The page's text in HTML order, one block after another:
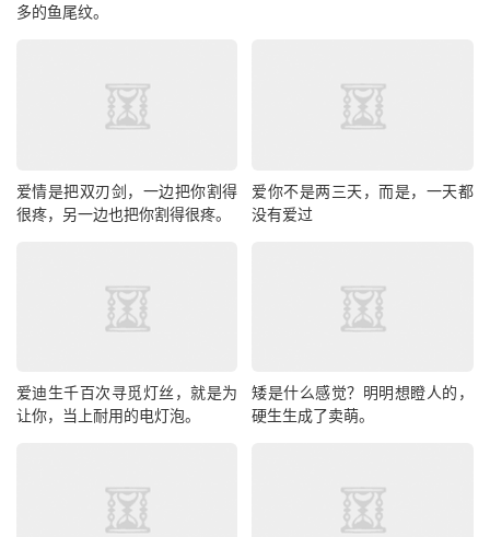
多的鱼尾纹。
爱情是把双刃剑，一边把你割得
很疼，另一边也把你割得很疼。
爱你不是两三天，而是，一天都
没有爱过
爱迪生千百次寻觅灯丝，就是为
让你，当上耐用的电灯泡。
矮是什么感觉？明明想瞪人的，
硬生生成了卖萌。